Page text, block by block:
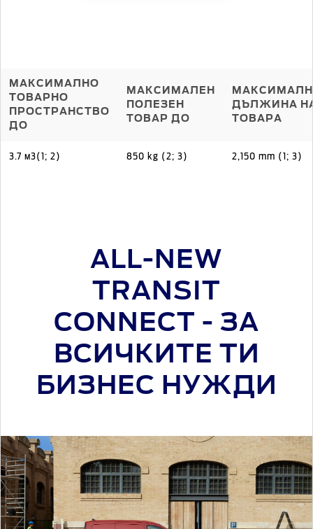
МАКСИМАЛНО
ТОВАРНО
ПРОСТРАНСТВО
ДО
МАКСИМАЛЕН
ПОЛЕЗЕН
ТОВАР ДО
ДЪЛЖИНА
ТОВАРА
3.7 м3(1; 2) 850 kg (2; 3) 2,150 mm (1; 3)
ALL-NEW
TRANSIT
CONNECT - ЗА
ВСИЧКИТЕ ТИ
БИЗНЕС НУЖДИ